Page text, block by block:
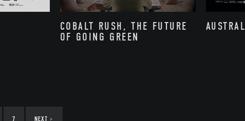
COBALT RUSH, THE FUTURE
OF GOING GREEN
AUSTRAL
7 NEXT ›